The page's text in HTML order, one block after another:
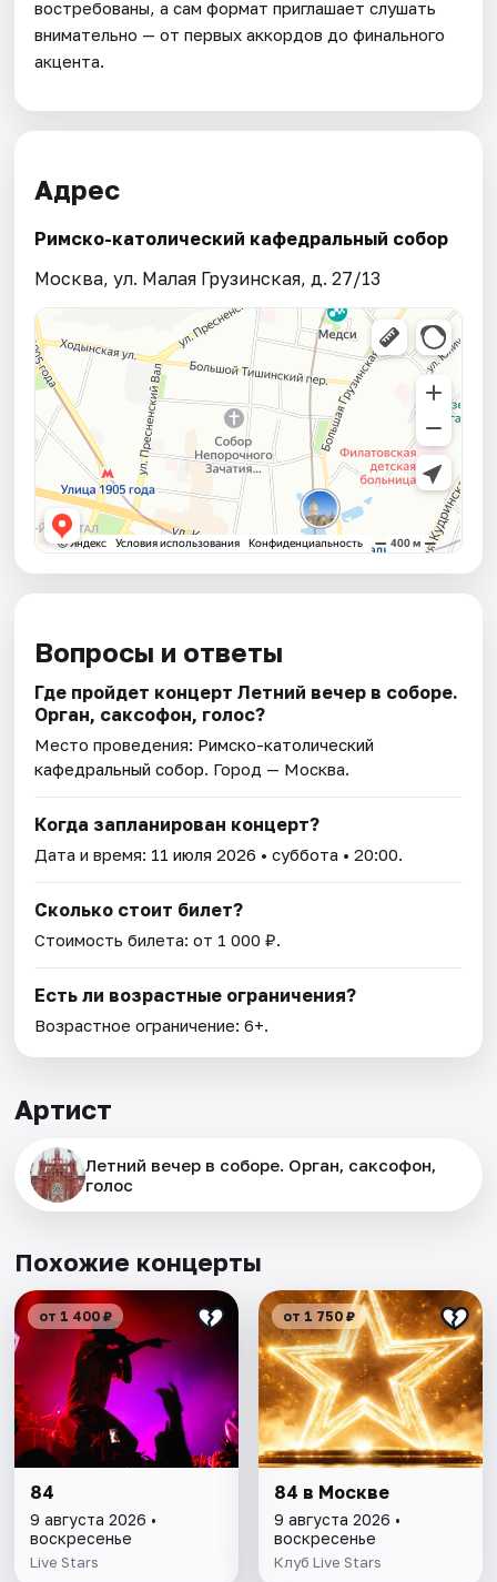
востребованы, а сам формат приглашает слушать
внимательно — от первых аккордов до финального
акцента.
Адрес
Римско-католический кафедральный собор
Москва, ул. Малая Грузинская, д. 27/13
Вопросы и ответы
Где пройдет концерт Летний вечер в соборе.
Орган, саксофон, голос?
Место проведения: Римско-католический
кафедральный собор . Город — Москва.
Когда запланирован концерт?
Дата и время: 11 июля 2026 • суббота • 20:00.
Сколько стоит билет?
Стоимость билета: от 1 000 ₽.
Есть ли возрастные ограничения?
Возрастное ограничение: 6+.
Артист
Летний вечер в соборе. Орган, саксофон,
голос
Похожие концерты
от 1 400 ₽
84
9 августа 2026 •
воскресенье
Live Stars
от 1 750 ₽
84 в Москве
9 августа 2026 •
воскресенье
Клуб Live Stars